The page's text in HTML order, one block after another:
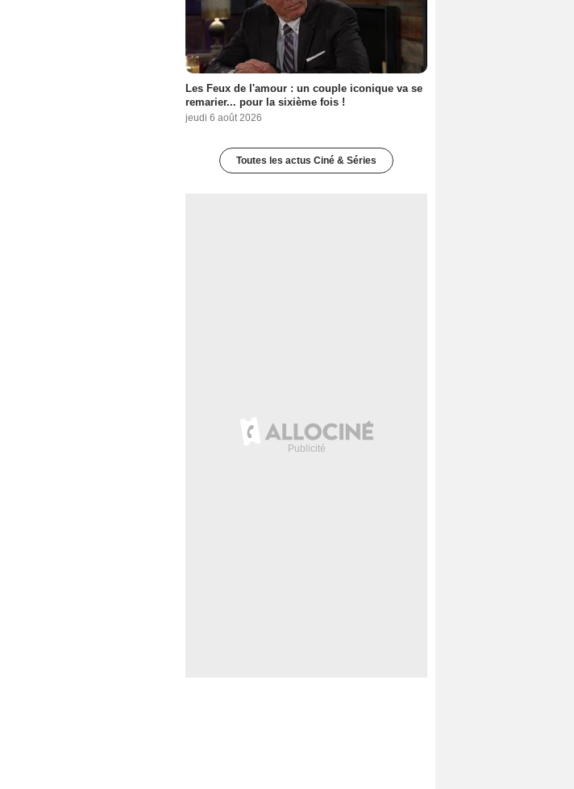
Les Feux de l'amour : un couple iconique va se
remarier... pour la sixième fois !
jeudi 6 août 2026
Toutes les actus Ciné & Séries